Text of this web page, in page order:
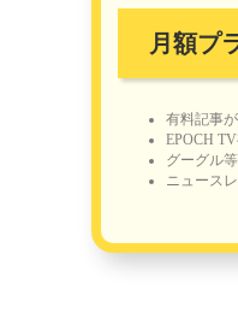
月額プ
有料記事
EPOCH
グーグル
ニュース